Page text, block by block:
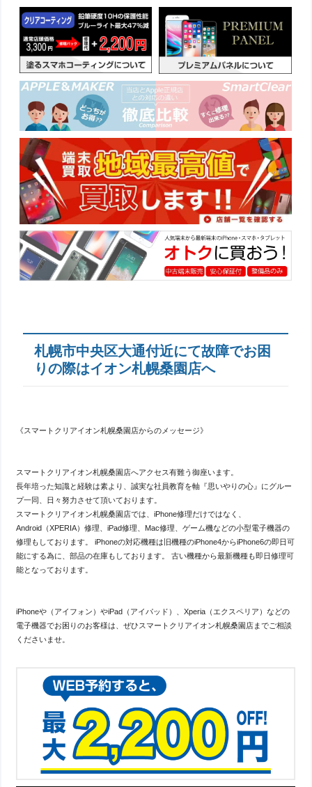
札幌市中央区大通付近にて故障でお困
りの際はイオン札幌桑園店へ
《スマートクリアイオン札幌桑園店からのメッセージ》
スマートクリアイオン札幌桑園店へアクセス有難う御座います。
長年培った知識と経験は素より、誠実な社員教育を軸『思いやりの心』にグルー
プ一同、日々努力させて頂いております。
スマートクリアイオン札幌桑園店では、iPhone修理だけではなく、
Android（XPERIA）修理、iPad修理、Mac修理、ゲーム機などの小型電子機器の
修理もしております。 iPhoneの対応機種は旧機種のiPhone4からiPhone6の即日可
能にする為に、部品の在庫もしております。 古い機種から最新機種も即日修理可
能となっております。
iPhoneや（アイフォン）やiPad（アイパッド）、Xperia（エクスペリア）などの
電子機器でお困りのお客様は、ぜひスマートクリアイオン札幌桑園店までご相談
くださいませ。